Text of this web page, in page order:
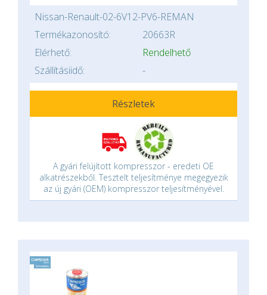
Nissan-Renault-02-6V12-PV6-REMAN
Termékazonosító:
20663R
Elérhető:
Rendelhető
Szállításiidő:
-
Részletek
A gyári felújított kompresszor - eredeti OE
alkatrészekből. Tesztelt teljesítménye megegyezik
az új gyári (OEM) kompresszor teljesítményével.